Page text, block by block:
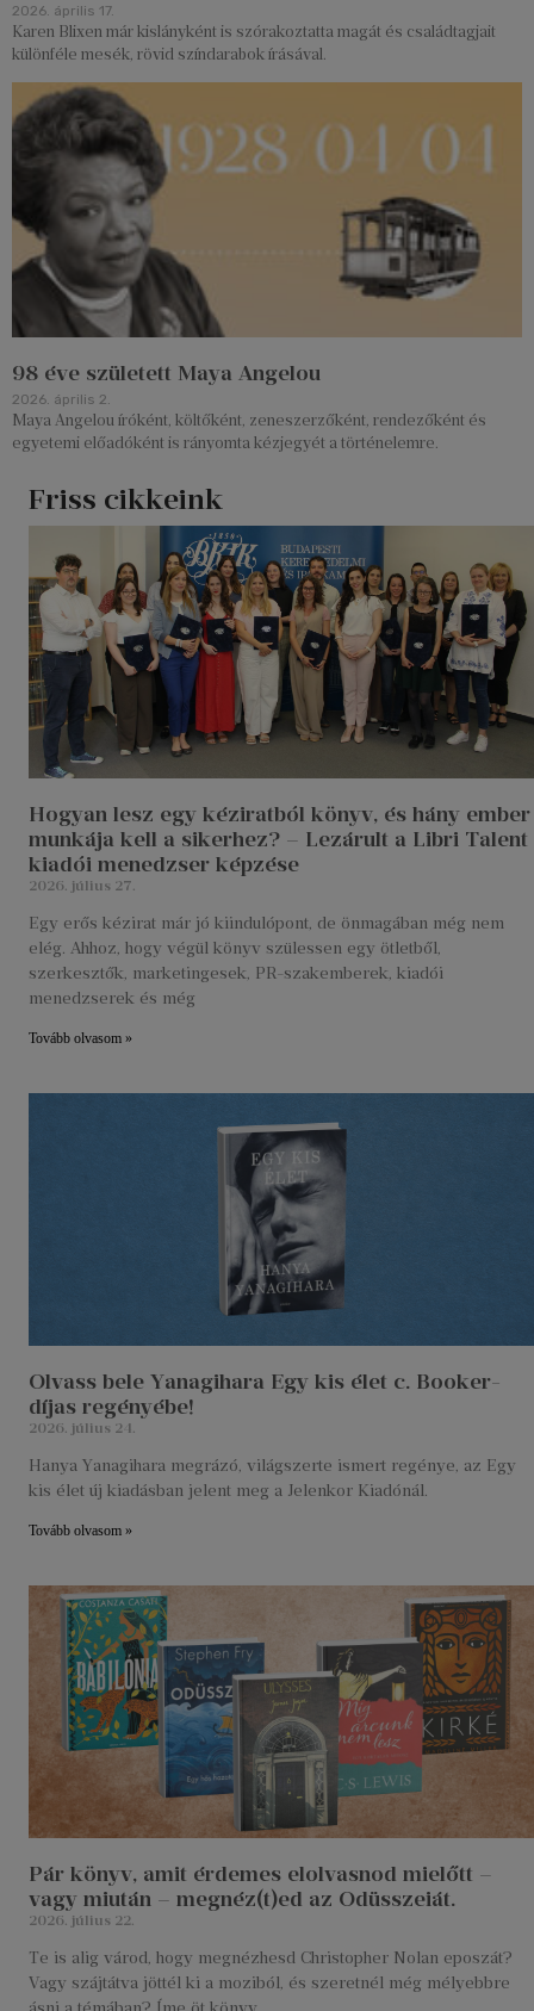
2026. április 17.
Karen Blixen már kislányként is szórakoztatta magát és családtagjait
különféle mesék, rövid színdarabok írásával.
98 éve született Maya Angelou
2026. április 2.
Maya Angelou íróként, költőként, zeneszerzőként, rendezőként és
egyetemi előadóként is rányomta kézjegyét a történelemre.
Friss cikkeink
Hogyan lesz egy kéziratból könyv, és hány ember
munkája kell a sikerhez? – Lezárult a Libri Talent
kiadói menedzser képzése
2026. július 27.
Egy erős kézirat már jó kiindulópont, de önmagában még nem
elég. Ahhoz, hogy végül könyv szülessen egy ötletből,
szerkesztők, marketingesek, PR-szakemberek, kiadói
menedzserek és még
Tovább olvasom »
Olvass bele Yanagihara Egy kis élet c. Booker-
díjas regényébe!
2026. július 24.
Hanya Yanagihara megrázó, világszerte ismert regénye, az Egy
kis élet új kiadásban jelent meg a Jelenkor Kiadónál.
Tovább olvasom »
Pár könyv, amit érdemes elolvasnod mielőtt –
vagy miután – megnéz(t)ed az Odüsszeiát.
2026. július 22.
Te is alig várod, hogy megnézhesd Christopher Nolan eposzát?
Vagy szájtátva jöttél ki a moziból, és szeretnél még mélyebbre